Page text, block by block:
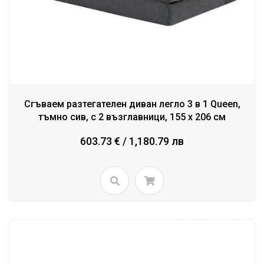
Сгъваем разтегателен диван легло 3 в 1 Queen,
тъмно сив, с 2 възглавници, 155 x 206 см
603.73 € / 1,180.79 лв